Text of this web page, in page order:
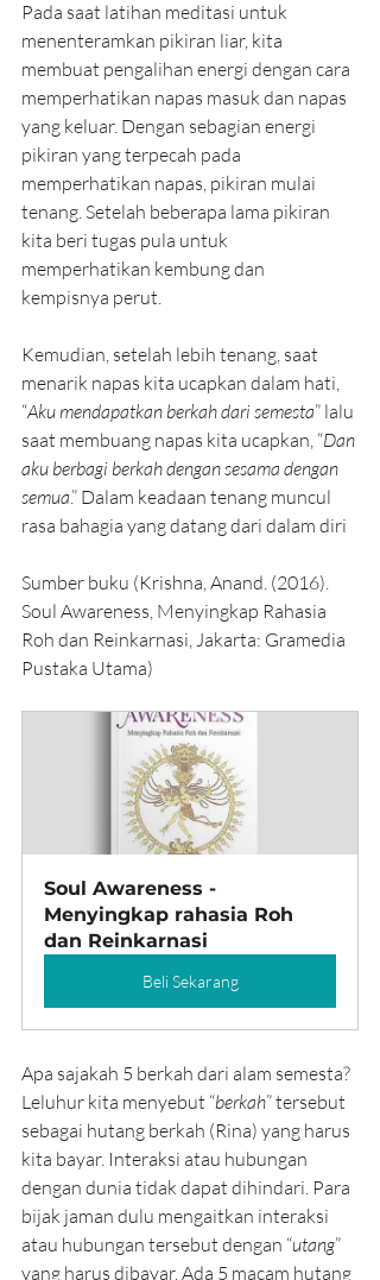
Pada saat latihan meditasi untuk
menenteramkan pikiran liar, kita
membuat pengalihan energi dengan cara
memperhatikan napas masuk dan napas
yang keluar. Dengan sebagian energi
pikiran yang terpecah pada
memperhatikan napas, pikiran mulai
tenang. Setelah beberapa lama pikiran
kita beri tugas pula untuk
memperhatikan kembung dan
kempisnya perut.
Kemudian, setelah lebih tenang, saat
menarik napas kita ucapkan dalam hati,
“Aku mendapatkan berkah dari semesta” lalu
saat membuang napas kita ucapkan, “Dan
aku berbagi berkah dengan sesama dengan
semua.” Dalam keadaan tenang muncul
rasa bahagia yang datang dari dalam diri
Sumber buku (Krishna, Anand. (2016).
Soul Awareness, Menyingkap Rahasia
Roh dan Reinkarnasi, Jakarta: Gramedia
Pustaka Utama)
Soul Awareness -
Menyingkap rahasia Roh
dan Reinkarnasi
Beli Sekarang
Apa sajakah 5 berkah dari alam semesta?
Leluhur kita menyebut “berkah” tersebut
sebagai hutang berkah (Rina) yang harus
kita bayar. Interaksi atau hubungan
dengan dunia tidak dapat dihindari. Para
bijak jaman dulu mengaitkan interaksi
atau hubungan tersebut dengan “utang”
yang harus dibayar. Ada 5 macam hutang